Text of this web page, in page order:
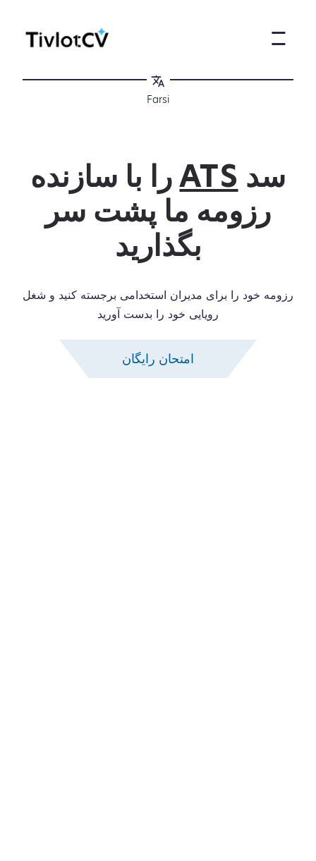
Farsi
سد ATSرا با سازنده
رزومه ما پشت سر
بگذارید
رزومه خود را برای مدیران استخدامی برجسته کنید و شغل
رویایی خود را بدست آورید
امتحان رایگان